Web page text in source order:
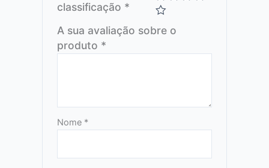
classificação *
A sua avaliação sobre o
produto *
Nome *